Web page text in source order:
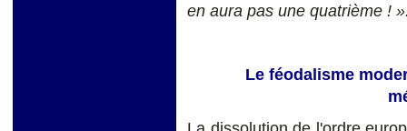
en aura pas une quatrième !
Le féodalisme